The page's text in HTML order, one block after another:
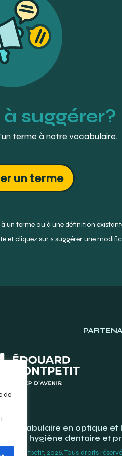
de
suggérer?
terme à notre vocabulaire.
un terme
un terme ou à une définition
et cliquez sur « suggérer une
Vocabulaire en optique
hygiène dentaire et
Montpetit, 2026. Tous droits